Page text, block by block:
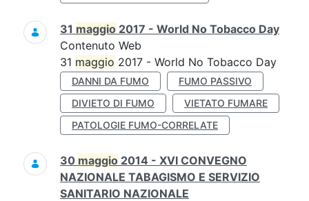
31 maggio 2017 - World No Tobacco Day
Contenuto Web
31 maggio 2017 - World No Tobacco Day
DANNI DA FUMO
FUMO PASSIVO
DIVIETO DI FUMO
VIETATO FUMARE
PATOLOGIE FUMO-CORRELATE
30 maggio 2014 - XVI CONVEGNO
NAZIONALE TABAGISMO E SERVIZIO
SANITARIO NAZIONALE